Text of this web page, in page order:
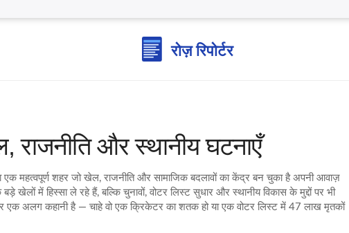
राजनीति और स्थानीय घटनाएँ
एक महत्वपूर्ण शहर जो खेल, राजनीति और सामाजिक बदलावों का केंद्र बन चुका हैअपनी आवाज़
खेलों में हिस्सा ले रहे हैं, बल्कि चुनावों, वोटर लिस्ट सुधार और स्थानीय विकास के मुद्दों पर भी
एक अलग कहानी है — चाहे वो एक क्रिकेटर का शतक हो या एक वोटर लिस्ट में 47 लाख मृतकों